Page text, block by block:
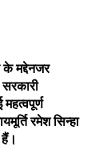
के मद्देनजर
रमेश सिन्हा